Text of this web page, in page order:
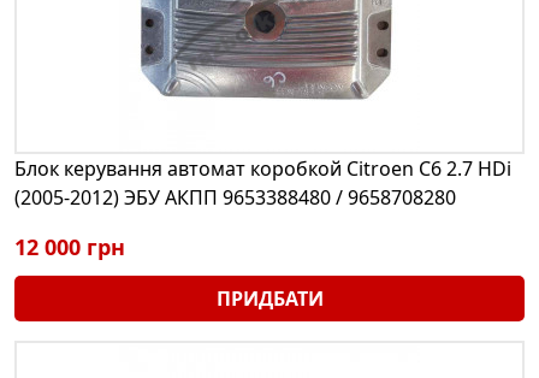
Блок керування автомат коробкой Citroen C6 2.7 HDi
(2005-2012) ЭБУ АКПП 9653388480 / 9658708280
12 000 грн
ПРИДБАТИ